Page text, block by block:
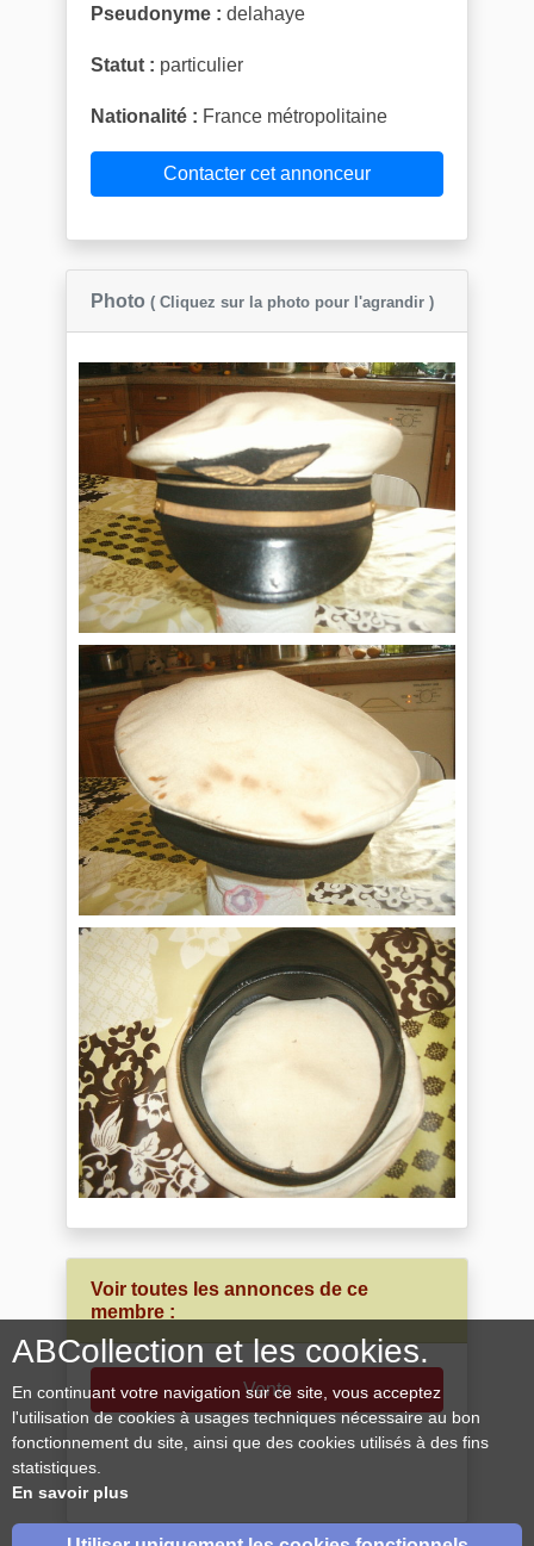
Pseudonyme : delahaye
Statut : particulier
Nationalité : France métropolitaine
Contacter cet annonceur
Photo ( Cliquez sur la photo pour l'agrandir )
Voir toutes les annonces de ce
membre :
Vente
ABCollection et les cookies.
En continuant votre navigation sur ce site, vous acceptez
l'utilisation de cookies à usages techniques nécessaire au bon
fonctionnement du site, ainsi que des cookies utilisés à des fins
statistiques.
En savoir plus